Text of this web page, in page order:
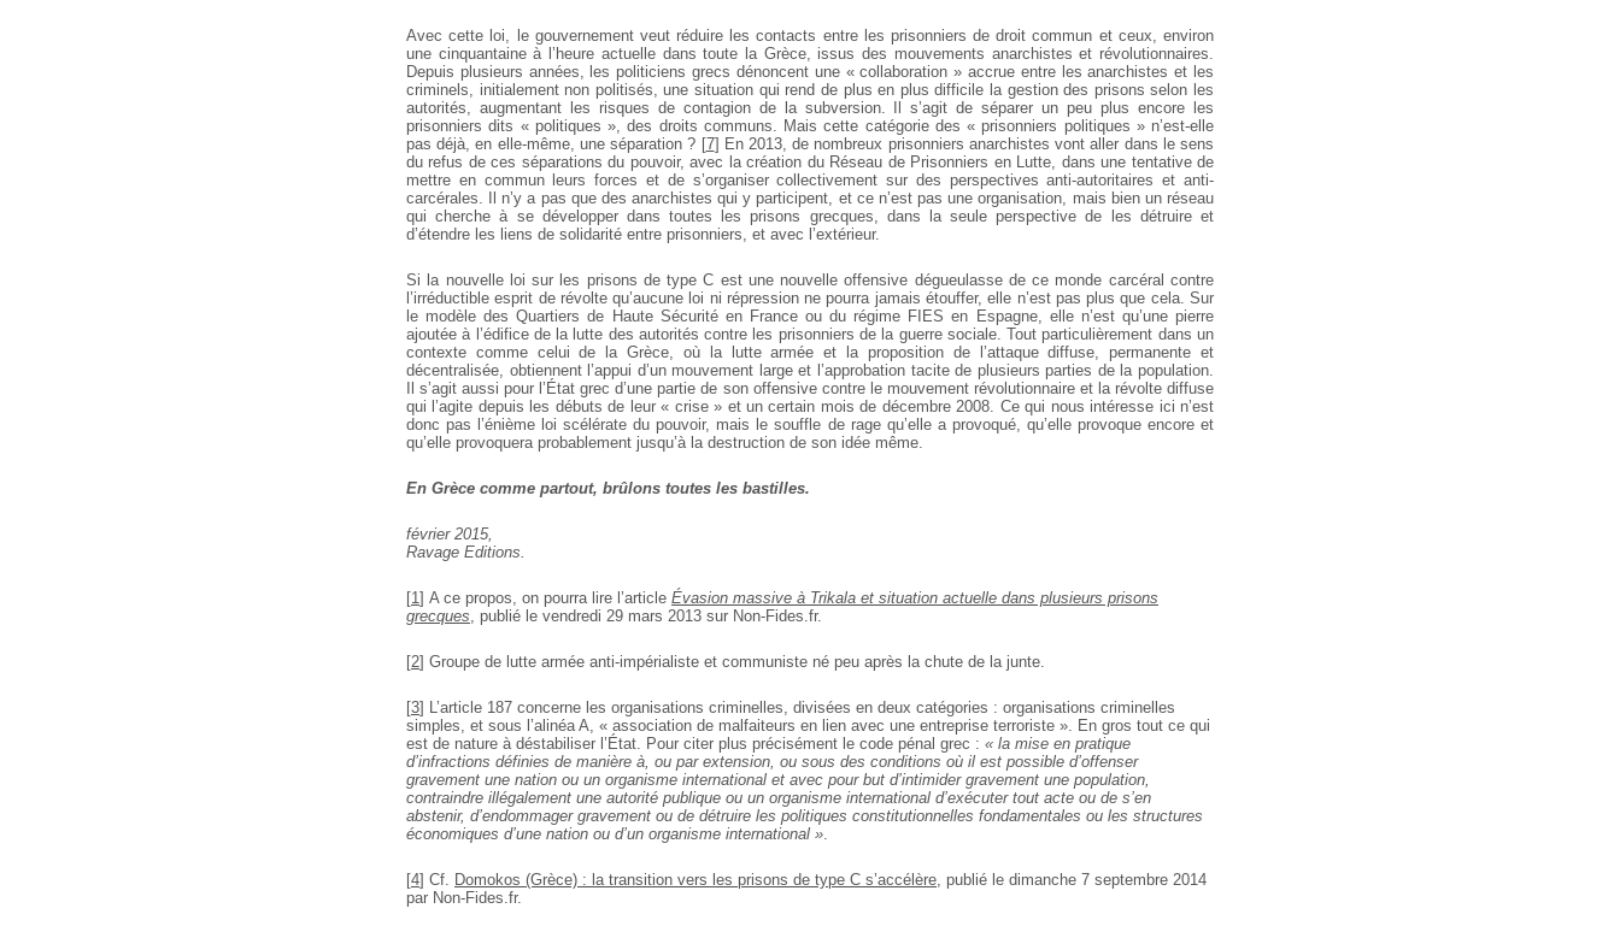
Avec cette loi, le gouvernement veut réduire les contacts entre les prisonniers de droit commun et ceux, environ
une cinquantaine à l’heure actuelle dans toute la Grèce, issus des mouvements anarchistes et révolutionnaires.
Depuis plusieurs années, les politiciens grecs dénoncent une « collaboration » accrue entre les anarchistes et les
criminels, initialement non politisés, une situation qui rend de plus en plus difficile la gestion des prisons selon les
autorités, augmentant les risques de contagion de la subversion. Il s’agit de séparer un peu plus encore les
prisonniers dits « politiques », des droits communs. Mais cette catégorie des « prisonniers politiques » n’est-elle
pas déjà, en elle-même, une séparation ? [7] En 2013, de nombreux prisonniers anarchistes vont aller dans le sens
du refus de ces séparations du pouvoir, avec la création du Réseau de Prisonniers en Lutte, dans une tentative de
mettre en commun leurs forces et de s’organiser collectivement sur des perspectives anti-autoritaires et anti-
carcérales. Il n’y a pas que des anarchistes qui y participent, et ce n’est pas une organisation, mais bien un réseau
qui cherche à se développer dans toutes les prisons grecques, dans la seule perspective de les détruire et
d’étendre les liens de solidarité entre prisonniers, et avec l’extérieur.
Si la nouvelle loi sur les prisons de type C est une nouvelle offensive dégueulasse de ce monde carcéral contre
l’irréductible esprit de révolte qu’aucune loi ni répression ne pourra jamais étouffer, elle n’est pas plus que cela. Sur
le modèle des Quartiers de Haute Sécurité en France ou du régime FIES en Espagne, elle n’est qu’une pierre
ajoutée à l’édifice de la lutte des autorités contre les prisonniers de la guerre sociale. Tout particulièrement dans un
contexte comme celui de la Grèce, où la lutte armée et la proposition de l’attaque diffuse, permanente et
décentralisée, obtiennent l’appui d’un mouvement large et l’approbation tacite de plusieurs parties de la population.
Il s’agit aussi pour l’État grec d’une partie de son offensive contre le mouvement révolutionnaire et la révolte diffuse
qui l’agite depuis les débuts de leur « crise » et un certain mois de décembre 2008. Ce qui nous intéresse ici n’est
donc pas l’énième loi scélérate du pouvoir, mais le souffle de rage qu’elle a provoqué, qu’elle provoque encore et
qu’elle provoquera probablement jusqu’à la destruction de son idée même.
En Grèce comme partout, brûlons toutes les bastilles.
février 2015,
Ravage Editions.
[1] A ce propos, on pourra lire l’article Évasion massive à Trikala et situation actuelle dans plusieurs prisons
grecques , publié le vendredi 29 mars 2013 sur Non-Fides.fr.
[2] Groupe de lutte armée anti-impérialiste et communiste né peu après la chute de la junte.
[3] L’article 187 concerne les organisations criminelles, divisées en deux catégories : organisations criminelles
simples, et sous l’alinéa A, « association de malfaiteurs en lien avec une entreprise terroriste ». En gros tout ce qui
est de nature à déstabiliser l’État. Pour citer plus précisément le code pénal grec : « la mise en pratique
d’infractions définies de manière à, ou par extension, ou sous des conditions où il est possible d’offenser
gravement une nation ou un organisme international et avec pour but d’intimider gravement une population,
contraindre illégalement une autorité publique ou un organisme international d’exécuter tout acte ou de s’en
abstenir, d’endommager gravement ou de détruire les politiques constitutionnelles fondamentales ou les structures
économiques d’une nation ou d’un organisme international »
[4] Cf. Domokos (Grèce) : la transition vers les prisons de type C s’accélère , publié le dimanche 7 septembre 2014
par Non-Fides.fr.